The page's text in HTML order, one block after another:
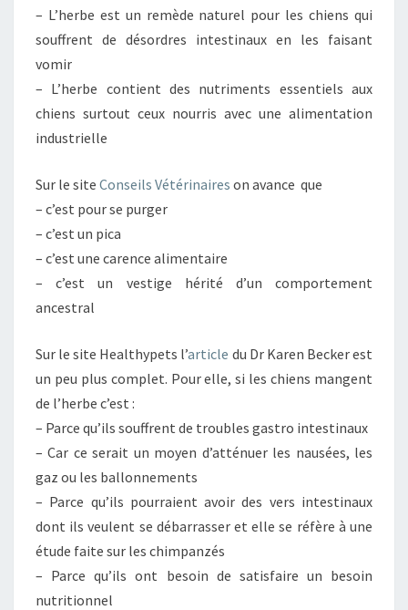
– L’herbe est un remède naturel pour les chiens qui
souffrent de désordres intestinaux en les faisant
vomir
– L’herbe contient des nutriments essentiels aux
chiens surtout ceux nourris avec une alimentation
industrielle
Sur le site Conseils Vétérinaires on avance que
– c’est pour se purger
– c’est un pica
– c’est une carence alimentaire
– c’est un vestige hérité d’un comportement
ancestral
Sur le site Healthypets l’article du Dr Karen Becker est
un peu plus complet. Pour elle, si les chiens mangent
de l’herbe c’est :
– Parce qu’ils souffrent de troubles gastro intestinaux
– Car ce serait un moyen d’atténuer les nausées, les
gaz ou les ballonnements
– Parce qu’ils pourraient avoir des vers intestinaux
dont ils veulent se débarrasser et elle se réfère à une
étude faite sur les chimpanzés
– Parce qu’ils ont besoin de satisfaire un besoin
nutritionnel